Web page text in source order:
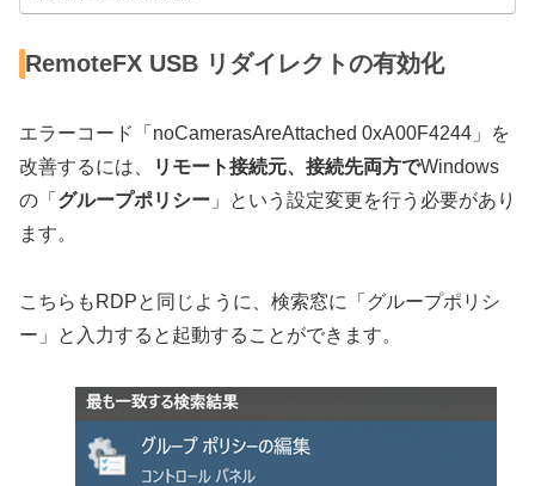
RemoteFX USB リダイレクトの有効化
エラーコード「noCamerasAreAttached 0xA00F4244」を
改善するには、
リモート接続元、接続先両方でWindows
の「 グループポリシー 」という設定変更を行う必要があり
ます。
こちらもRDPと同じように、検索窓に「グループポリシ
ー」と入力すると起動することができます。